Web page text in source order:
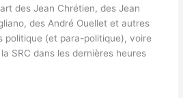
des Jean Chrétien, des Jean
des André Ouellet et autres
politique (et para-politique), voire
SRC dans les dernières heures